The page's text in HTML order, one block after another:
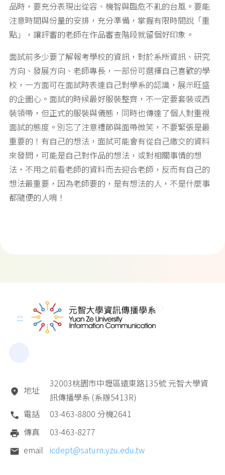
品時，要充分表現出從容、機智與臨危不亂的台風。要能
注意時間與份量的安排，充分準備，掌握有限時間說「重
點」，讓評審的老師在作品審查階段就留個好印象。
面試前多少要了解報考學校的資訊，對於系所資訊、研究
方向、發展方向、老師專長，一部份可選擇自己喜歡的學
校，一方面可在面試時表達自己對學系的認識，展示旺盛
的企圖心。面試的時候最好服裝整齊，不一定要套裝或西
裝領帶，但正式的服裝與儀態，同時也傳達了個人對重視
面試的態度。別忘了注意禮節與面帶微笑，不要緊張是最
重要的！有自己的想法，面試可能會有從自己繳交的資料
來發問，可能是自己對作品的想法，或對相關事情的想
法，不用之前看老師的資料而去迎合老師，反而有自己的
想法最重要，因為老師要的，是有想法的人，不是什麼事
都隨便的人唷！
:::
地址
32003桃園市中壢區遠東路135號 元智大學資
訊傳播學系 (系辦5413R)
電話
03-463-8800 分機2641
傳真
03-463-8277
email
icdept@saturn.yzu.edu.tw